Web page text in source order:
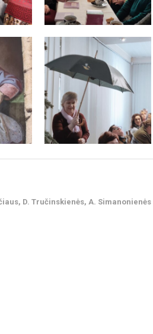
D. Tručinskienės, A. Simanonienės